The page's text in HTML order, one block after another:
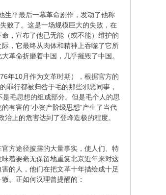
平最后一幕革命剧作，发动了他称
败了。这是一场规模巨大的失败，在
，宣布了他已无能（或不能）维护的
，它最终从肉体和精神上吞噬了它所
革命折磨着中国，几乎摧毁了中国。
年10月作为文革时期），根据官方的
罪行都被归咎于毛的那些邪恶同事，
是毛思想的组成部分。但是毛个人的思
有害的“小资产阶级思想”产生了当代
上的危害达到了登峰造极的程度。
方途径披露的大量事实，使人们、特
着要毫无保留地重复北京近年来对这
的人，他们在把文革十年描绘成十足
。正如何汉理曾提醒的：